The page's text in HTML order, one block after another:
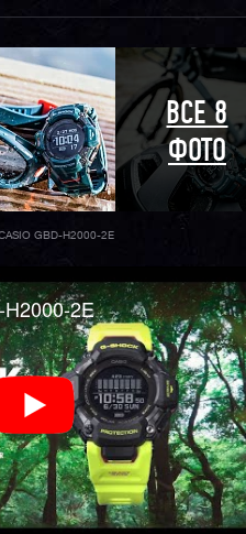
ВСЕ 8
ФОТО
GBD-H2000-2E
2E